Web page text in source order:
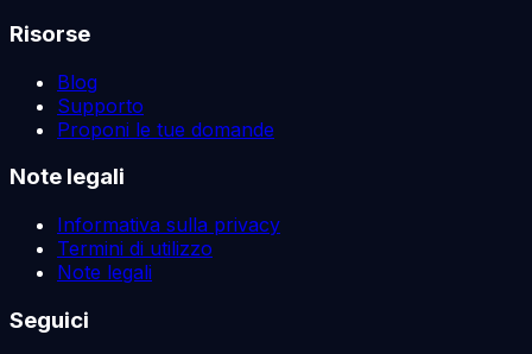
Risorse
Blog
Supporto
Proponi le tue domande
Note legali
Informativa sulla privacy
Termini di utilizzo
Note legali
Seguici